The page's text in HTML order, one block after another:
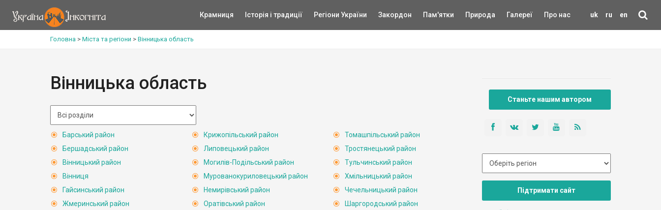
uk ru en
Крамниця Історія і традиції Регіони України Закордон Пам'ятки Природа Галереї Про нас
Головна > Міста та регіони > Вінницька область
Вінницька область
Барський район
Бершадський район
Вінницький район
Вінниця
Гайсинський район
Жмеринський район
Крижопільський район
Липовецький район
Могилів-Подільський район
Мурованокуриловецький район
Немирівський район
Оратівський район
Томашпільський район
Тростянецький район
Тульчинський район
Хмільницький район
Чечельницький район
Шаргородський район
Станьте нашим автором
Підтримати сайт